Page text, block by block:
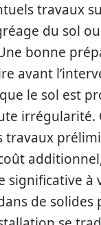
travaux
du sol
bonne
avant
le sol est
irrégularité.
travaux
significative à
de solides